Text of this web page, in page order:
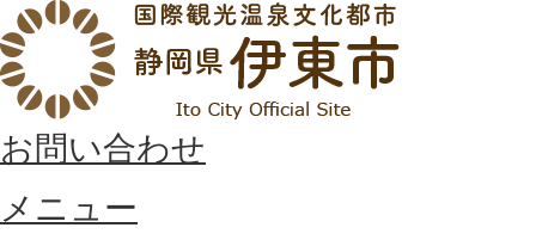
お問い合わせ
メニュー